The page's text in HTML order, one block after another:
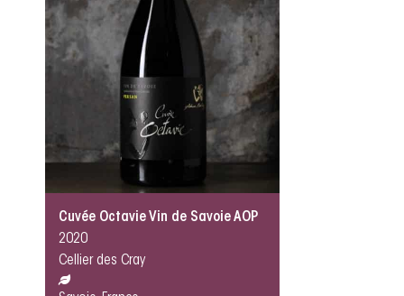
Cuvée Octavie Vin de Savoie AOP
2020
Cellier des Cray